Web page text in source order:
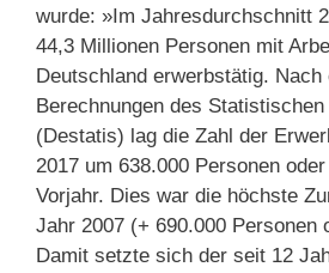
wurde: »Im Jahresdurchschnitt
44,3 Millionen Personen mit
Deutschland erwerbstätig.
Berechnungen des
(Destatis) lag die Zahl der
2017 um 638.000 Personen
Vorjahr. Dies war die höchste
Jahr 2007 (+ 690.000 Personen
Damit setzte sich der seit 12